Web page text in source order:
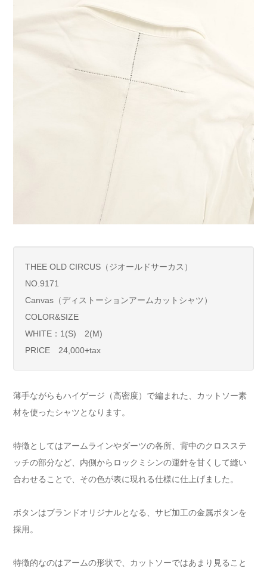
THEE OLD CIRCUS（ジオールドサーカス）
NO.9171
Canvas（ディストーションアームカットシャツ）
COLOR&SIZE
WHITE：1(S) 2(M)
PRICE 24,000+tax
薄手ながらもハイゲージ（高密度）で編まれた、カットソー素
材を使ったシャツとなります。
特徴としてはアームラインやダーツの各所、背中のクロスステ
ッチの部分など、内側からロックミシンの運針を甘くして縫い
合わせることで、その色が表に現れる仕様に仕上げました。
ボタンはブランドオリジナルとなる、サビ加工の金属ボタンを
採用。
特徴的なのはアームの形状で、カットソーではあまり見ること